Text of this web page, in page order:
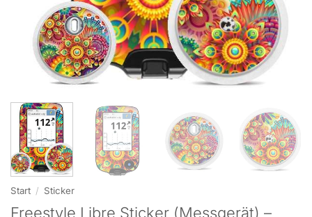
Start / Sticker
Freestyle Libre Sticker (Messgerät) –